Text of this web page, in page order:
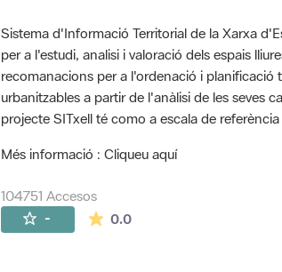
Sistema d'Informació Territorial de la Xarxa
per a l'estudi, analisi i valoració dels espais
recomanacions per a l'ordenació i
urbanitzables a partir de l'anàlisi de les seves
projecte SITxell té como a escala de
Més informació : Cliqueu aquí
104751 Accesos
- 0.0La valoración media es